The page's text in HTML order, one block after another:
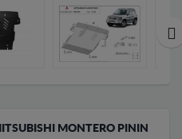
MONTERO PININ